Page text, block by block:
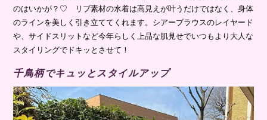
のはいかが？♡ リブ素材の水着は高見えが叶うだけではなく、身体
のラインを美しく引き立ててくれます。シアーブラウスのレイヤード
や、サイドスリットなど今年らしく上品な肌見せでいつもより大人な
スタイリングでドキッとさせて！
千鳥柄でキュッとスタイルアップ